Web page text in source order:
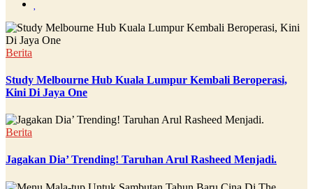
Berita
Study Melbourne Hub Kuala Lumpur Kembali Beroperasi,
Kini Di Jaya One
Berita
Jagakan Dia’ Trending! Taruhan Arul Rasheed Menjadi.